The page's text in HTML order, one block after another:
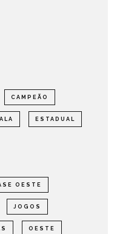
CAMPEÃO
ESTADUAL
OESTE
JOGOS
OESTE